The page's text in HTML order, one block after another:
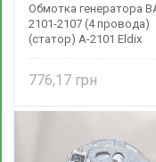
Обмотка генератора
2101-2107 (4 провода)
(статор) А-2101 Eldix
776,17